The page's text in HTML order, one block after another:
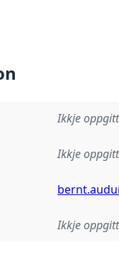
Ikkje oppgitt
Ikkje oppgitt
Ikkje oppgitt